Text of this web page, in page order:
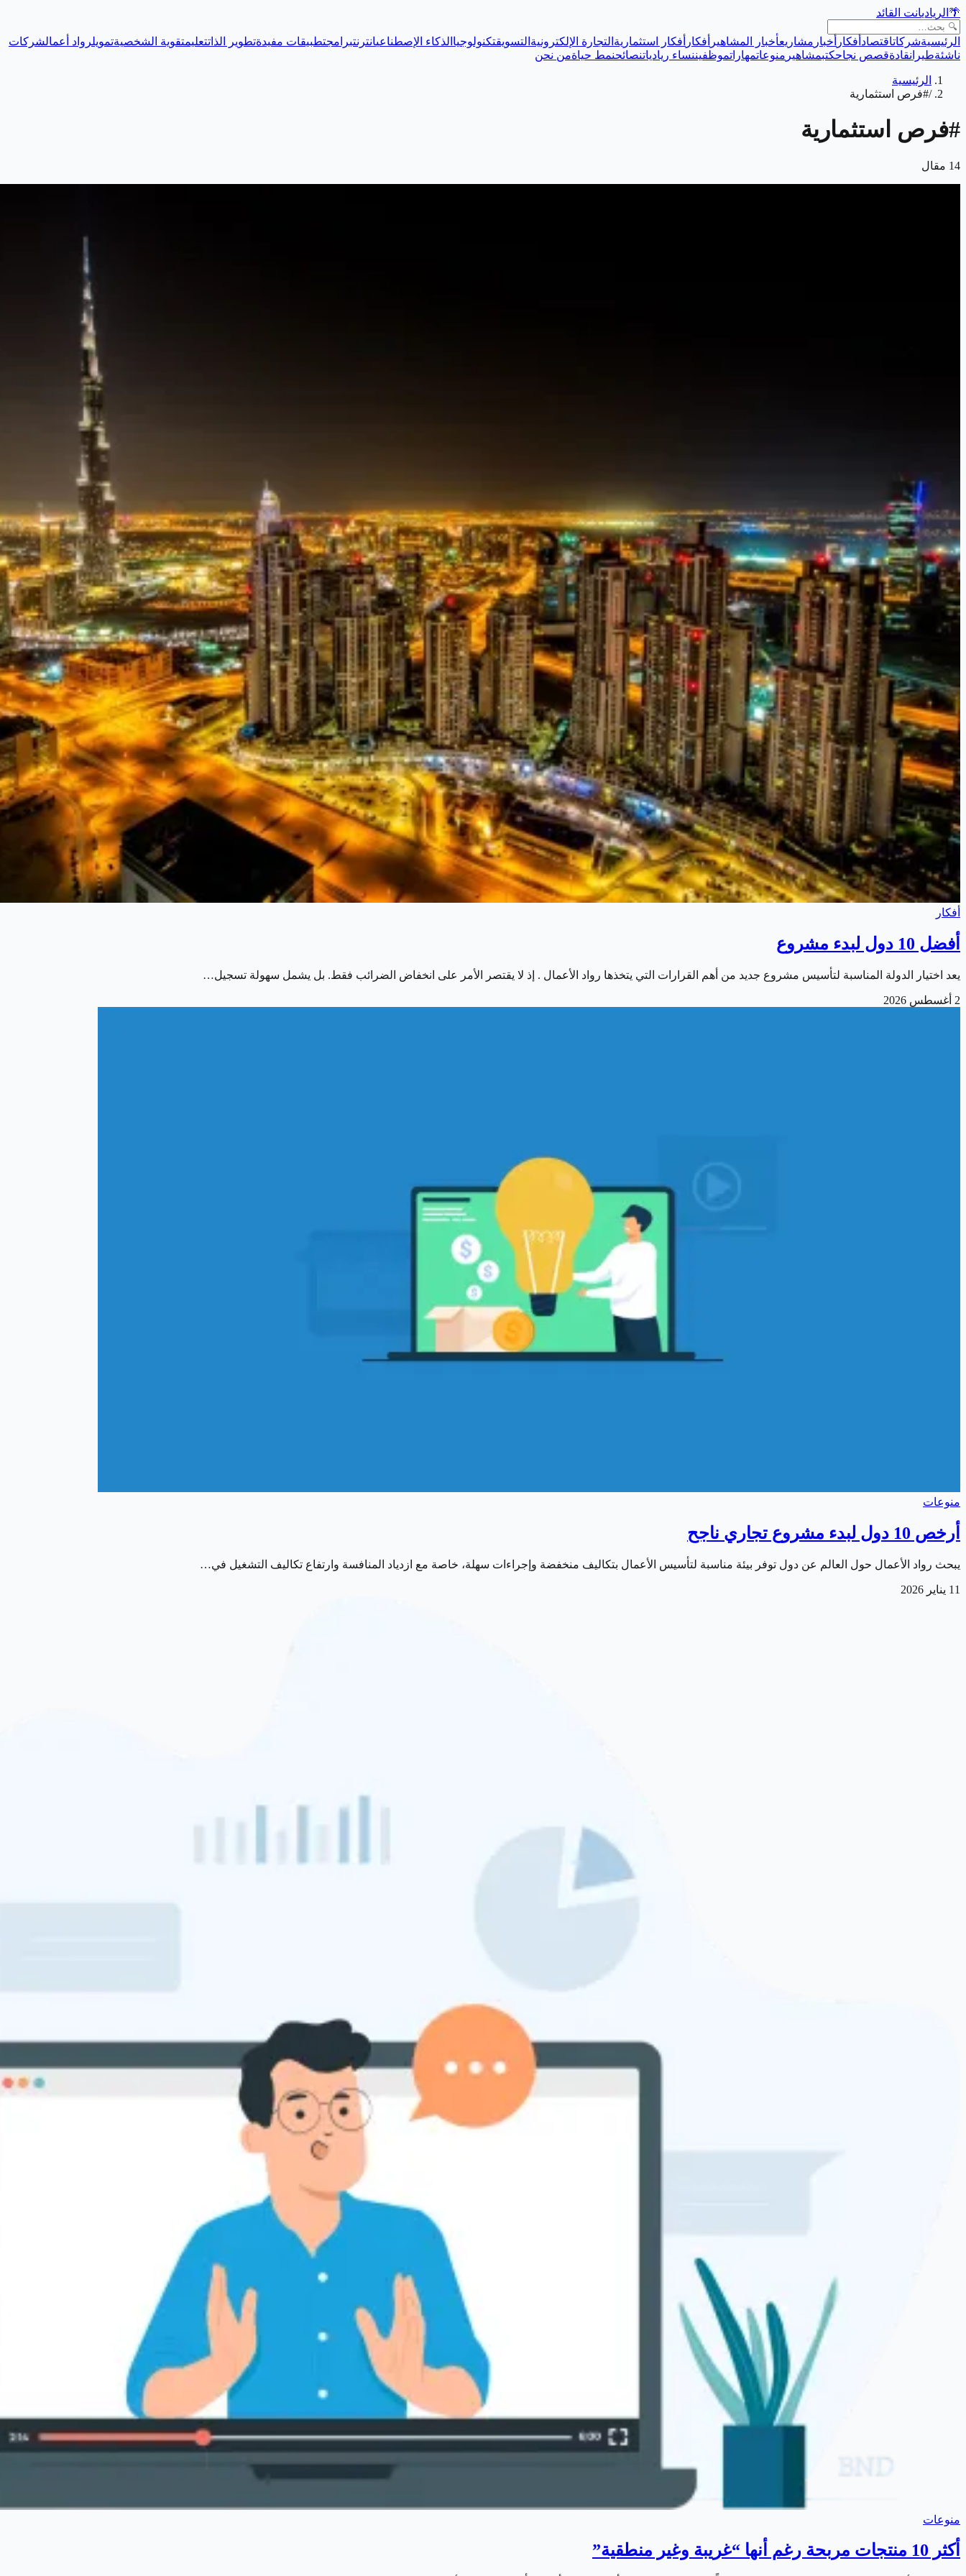
🌴 الرياديانت القائد
الرئيسيةشركاتاقتصاد أفكار أخبار مشاريعأخبار المشاهير أفكار أفكار استثمارية التجارة الإلكترونية التسويقتكنولوجيا الذكاء الإصطناعيانترنتبرامجتطبيقات مفيدةتطوير الذاتتعليمتقوية الشخصيةتمويلرواد أعمالشركات
ناشئةطيرانقادةقصص نجاحكتبمشاهير منوعاتمهاراتموظفيننساء ريادياتنصائحنمط حياةمن نحن
الرئيسية
/#فرص استثمارية
#فرص استثمارية
14 مقال
أفكار
أفضل 10 دول لبدء مشروع
يعد اختيار الدولة المناسبة لتأسيس مشروع جديد من أهم القرارات التي يتخذها رواد الأعمال . إذ لا يقتصر الأمر على انخفاض الضرائب فقط. بل يشمل سهولة تسجيل…
2 أغسطس 2026
منوعات
أرخص 10 دول لبدء مشروع تجاري ناجح
يبحث رواد الأعمال حول العالم عن دول توفر بيئة مناسبة لتأسيس الأعمال بتكاليف منخفضة وإجراءات سهلة، خاصة مع ازدياد المنافسة وارتفاع تكاليف التشغيل في…
11 يناير 2026
منوعات
أكثر 10 منتجات مربحة رغم أنها “غريبة وغير منطقية”